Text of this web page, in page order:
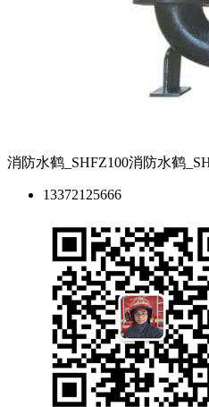
消防水鹤_SHFZ100消防水鹤
13372125666